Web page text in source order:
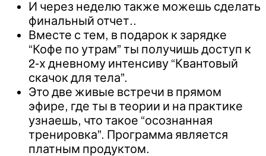
И через неделю также можешь сделать
финальный отчет..
Вместе с тем, в подарок к зарядке
“Кофе по утрам” ты получишь доступ к
2-х дневному интенсиву “Квантовый
скачок для тела”.
Это две живые встречи в прямом
эфире, где ты в теории и на практике
узнаешь, что такое “осознанная
тренировка”. Программа является
платным продуктом.